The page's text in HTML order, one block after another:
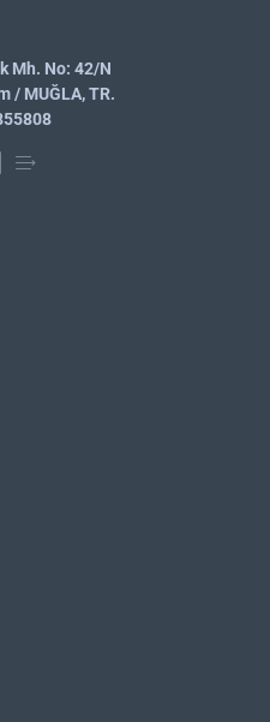
Mh. No: 42/N
/ MUĞLA, TR.